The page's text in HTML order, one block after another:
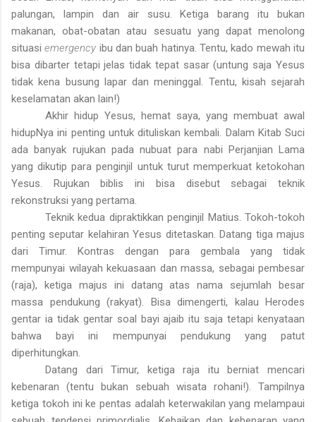
palungan, lampin dan air susu. Ketiga barang itu bukan
makanan, obat-obatan atau sesuatu yang dapat menolong
situasiemergency ibu dan buah hatinya. Tentu, kado mewah itu
bisa dibarter tetapi jelas tidak tepat sasar (untung saja Yesus
tidak kena busung lapar dan meninggal. Tentu, kisah sejarah
keselamatan akan lain!)
Akhir hidup Yesus, hemat saya, yang membuat awal
hidupNya ini penting untuk dituliskan kembali. Dalam Kitab Suci
ada banyak rujukan pada nubuat para nabi Perjanjian Lama
yang dikutip para penginjil untuk turut memperkuat ketokohan
Yesus. Rujukan biblis ini bisa disebut sebagai teknik
rekonstruksi yang pertama.
Teknik kedua dipraktikkan penginjil Matius. Tokoh-tokoh
penting seputar kelahiran Yesus ditetaskan. Datang tiga majus
dari Timur. Kontras dengan para gembala yang tidak
mempunyai wilayah kekuasaan dan massa, sebagai pembesar
(raja), ketiga majus ini datang atas nama sejumlah besar
massa pendukung (rakyat). Bisa dimengerti, kalau Herodes
gentar ia tidak gentar soal bayi ajaib itu saja tetapi kenyataan
bahwa bayi ini mempunyai pendukung yang patut
diperhitungkan.
Datang dari Timur, ketiga raja itu berniat mencari
kebenaran (tentu bukan sebuah wisata rohani!). Tampilnya
ketiga tokoh ini ke pentas adalah keterwakilan yang melampaui